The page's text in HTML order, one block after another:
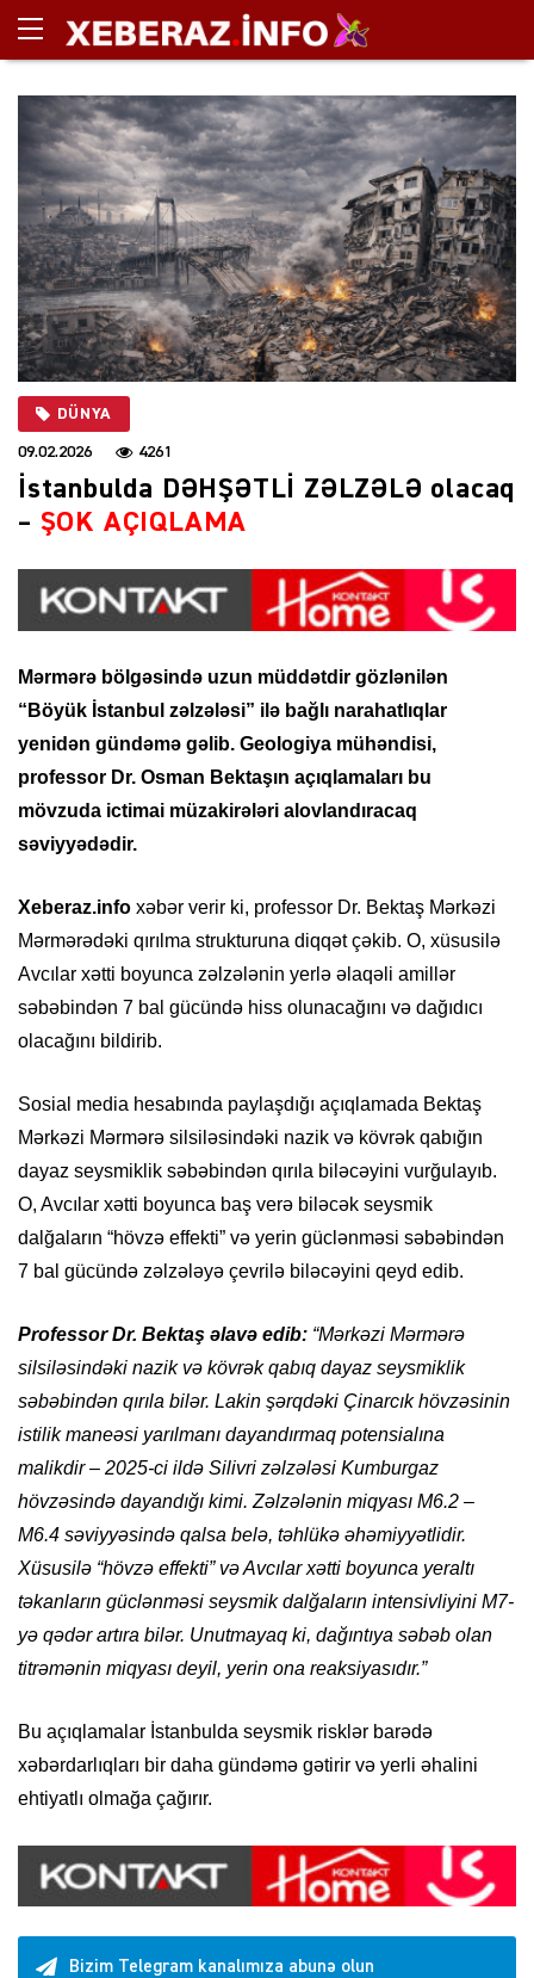
DÜNYA
09.02.2026 4261
İstanbulda DƏHŞƏTLİ ZƏLZƏLƏ olacaq
– ŞOK AÇIQLAMA
Mərmərə bölgəsində uzun müddətdir gözlənilən
“Böyük İstanbul zəlzələsi” ilə bağlı narahatlıqlar
yenidən gündəmə gəlib. Geologiya mühəndisi,
professor Dr. Osman Bektaşın açıqlamaları bu
mövzuda ictimai müzakirələri alovlandıracaq
səviyyədədir.
Xeberaz.info xəbər verir ki, professor Dr. Bektaş Mərkəzi
Mərmərədəki qırılma strukturuna diqqət çəkib. O, xüsusilə
Avcılar xətti boyunca zəlzələnin yerlə əlaqəli amillər
səbəbindən 7 bal gücündə hiss olunacağını və dağıdıcı
olacağını bildirib.
Sosial media hesabında paylaşdığı açıqlamada Bektaş
Mərkəzi Mərmərə silsiləsindəki nazik və kövrək qabığın
dayaz seysmiklik səbəbindən qırıla biləcəyini vurğulayıb.
O, Avcılar xətti boyunca baş verə biləcək seysmik
dalğaların “hövzə effekti” və yerin güclənməsi səbəbindən
7 bal gücündə zəlzələyə çevrilə biləcəyini qeyd edib.
Professor Dr. Bektaş əlavə edib: “Mərkəzi Mərmərə
silsiləsindəki nazik və kövrək qabıq dayaz seysmiklik
səbəbindən qırıla bilər. Lakin şərqdəki Çinarcık hövzəsinin
istilik maneəsi yarılmanı dayandırmaq potensialına
malikdir – 2025-ci ildə Silivri zəlzələsi Kumburgaz
hövzəsində dayandığı kimi. Zəlzələnin miqyası M6.2 –
M6.4 səviyyəsində qalsa belə, təhlükə əhəmiyyətlidir.
Xüsusilə “hövzə effekti” və Avcılar xətti boyunca yeraltı
təkanların güclənməsi seysmik dalğaların intensivliyini M7-
yə qədər artıra bilər. Unutmayaq ki, dağıntıya səbəb olan
titrəmənin miqyası deyil, yerin ona reaksiyasıdır.”
Bu açıqlamalar İstanbulda seysmik risklər barədə
xəbərdarlıqları bir daha gündəmə gətirir və yerli əhalini
ehtiyatlı olmağa çağırır.
Bizim Telegram kanalımıza abunə olun